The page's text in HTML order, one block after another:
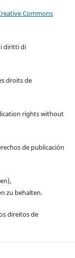
Commons
diritti di
droits de
rights without
de publicación
zu behalten.
direitos de